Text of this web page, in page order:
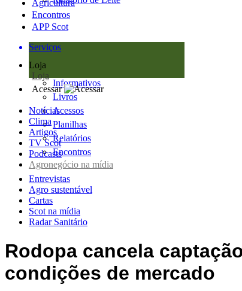
Agricultura
Encontros
APP Scot
Serviços
Loja
Loja
Informativos
Livros
Acessos
Planilhas
Relatórios
Encontros
Acessar
Notícias
Clima
Artigos
TV Scot
Podcasts
Agronegócio na mídia
Entrevistas
Agro sustentável
Cartas
Scot na mídia
Radar Sanitário
Rodopa cancela
condições de mercado